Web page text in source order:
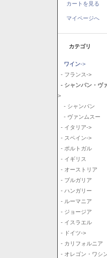
カートを見る
マイページへ
カテゴリ
ワイン->
- フランス->
- シャンパン・ヴ
>
- シャンパン
- ヴァンムスー
- イタリア->
- スペイン->
- ポルトガル
- イギリス
- オーストリア
- ブルガリア
- ハンガリー
- ルーマニア
- ジョージア
- イスラエル
- ドイツ->
- カリフォルニア
- オレゴン・ワシ